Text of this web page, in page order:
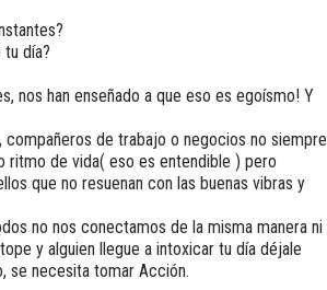
día?
nos han enseñado a que eso es egoísmo! Y
compañeros de trabajo o negocios no siempre
ritmo de vida( eso es entendible ) pero
que no resuenan con las buenas vibras y
no nos conectamos de la misma manera ni
y alguien llegue a intoxicar tu día déjale
se necesita tomar Acción.